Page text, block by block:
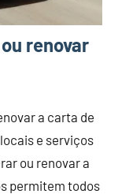
renovar
a carta de
e serviços
ou renovar a
permitem todos